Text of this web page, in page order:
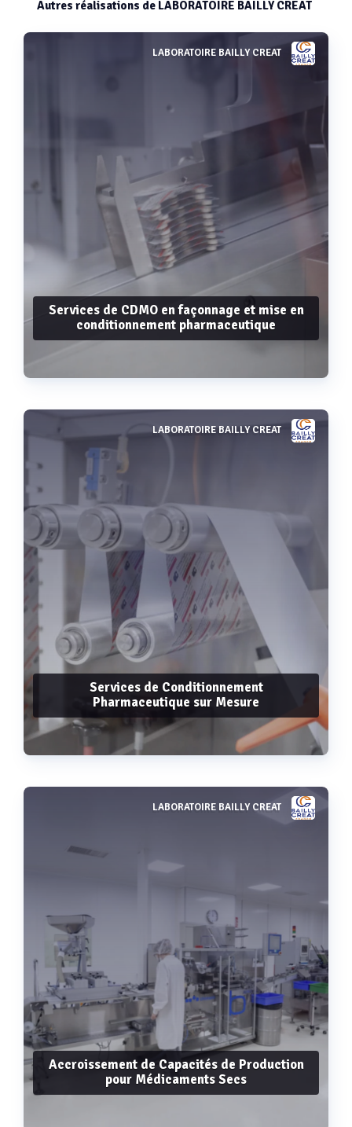
Autres réalisations de LABORATOIRE BAILLY CREAT
LABORATOIRE BAILLY CREAT
Services de CDMO en façonnage et mise en
conditionnement pharmaceutique
Voir plus
LABORATOIRE BAILLY CREAT
Services de Conditionnement
Pharmaceutique sur Mesure
Voir plus
LABORATOIRE BAILLY CREAT
Accroissement de Capacités de Production
pour Médicaments Secs